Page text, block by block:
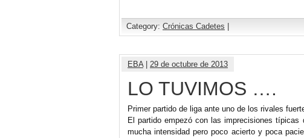
Category: Crónicas Cadetes
EBA| 29 de octubre de 2013
LO TUVIMOS ….
Primer partido de liga ante uno de los rivales
El partido empezó con las imprecisiones
mucha intensidad pero poco acierto y poca